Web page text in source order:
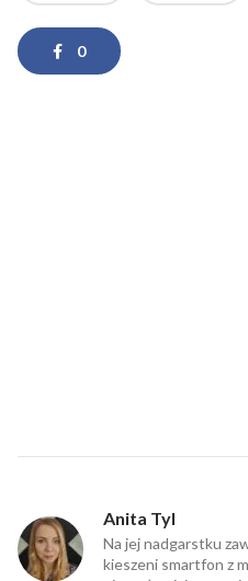
0
Anita Tyl
Na jej nadgarstku
kieszeni smartfon z